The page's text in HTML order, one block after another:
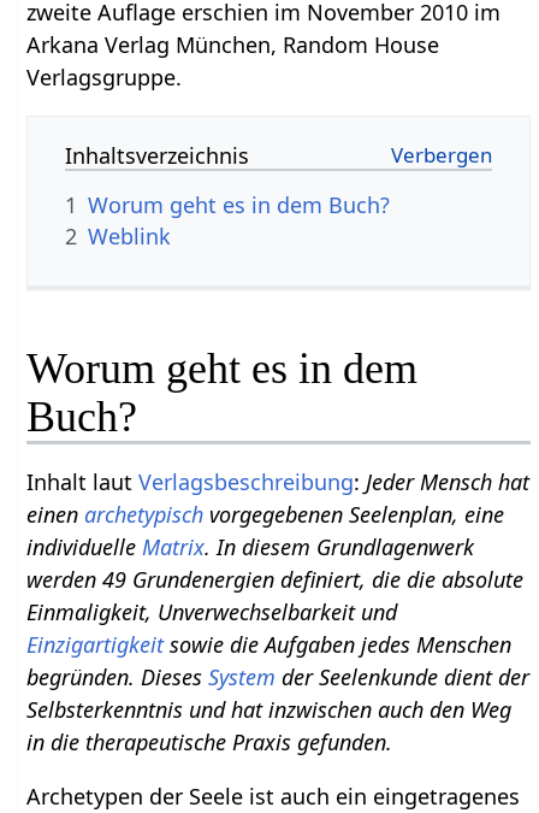
zweite Auflage erschien im November 2010 im
Arkana Verlag München, Random House
Verlagsgruppe.
Inhaltsverzeichnis
1 Worum geht es in dem Buch?
2 Weblink
Worum geht es in dem
Buch?
Inhalt lautVerlagsbeschreibung:Jeder Mensch hat
einenarchetypisch vorgegebenen Seelenplan, eine
individuelleMatrix. In diesem Grundlagenwerk
werden 49 Grundenergien definiert, die die absolute
Einmaligkeit, Unverwechselbarkeit und
Einzigartigkeitsowie die Aufgaben jedes Menschen
begründen. DiesesSystem der Seelenkunde dient der
Selbsterkenntnis und hat inzwischen auch den Weg
in die therapeutische Praxis gefunden.
Archetypen der Seele ist auch ein eingetragenes